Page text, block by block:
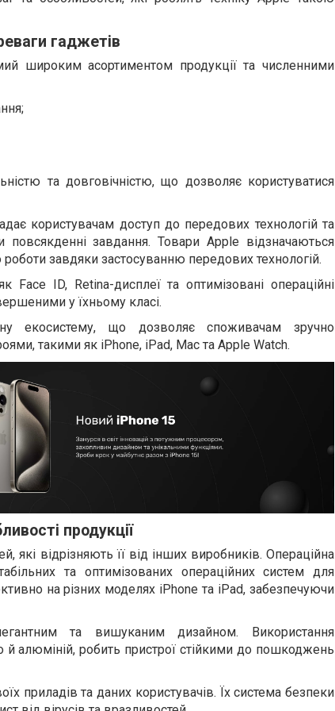
гаджетів
широким асортиментом продукції та численними
та довговічністю, що дозволяє користуватися
користувачам доступ до передових технологій та
завдання. Товари Apple відзначаються
завдяки застосуванню передових технологій.
Face ID, Retina-дисплеї та оптимізовані операційні
у їхньому класі.
екосистему, що дозволяє споживачам зручно
такими як iPhone, iPad, Mac та Apple Watch.
продукції
які відрізняють її від інших виробників. Операційна
та оптимізованих операційних систем для
на різних моделях iPhone та iPad, забезпечуючи
та вишуканим дизайном. Використання
й алюміній, робить пристрої стійкими до пошкоджень
приладів та даних користувачів. Їх система безпеки